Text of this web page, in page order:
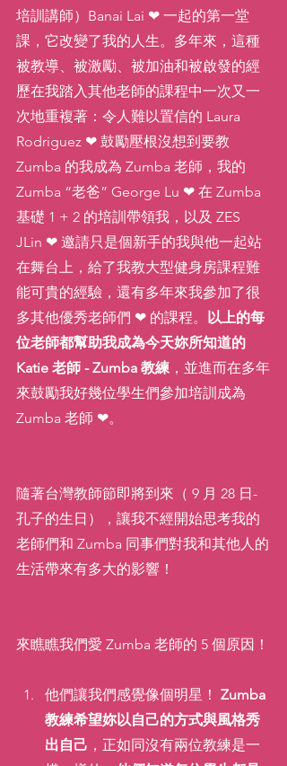
培訓講師）Banai Lai ❤ 一起的第一堂
課，它改變了我的人生。多年來，這種
被教導、被激勵、被加油和被啟發的經
歷在我踏入其他老師的課程中一次又一
次地重複著：令人難以置信的 Laura
Rodriguez ❤ 鼓勵壓根沒想到要教
Zumba 的我成為 Zumba 老師，我的
Zumba “老爸” George Lu ❤ 在 Zumba
基礎 1 + 2 的培訓帶領我，以及 ZES
JLin ❤ 邀請只是個新手的我與他一起站
在舞台上，給了我教大型健身房課程難
能可貴的經驗，還有多年來我參加了很
多其他優秀老師們 ❤ 的課程。 以上的每
位老師都幫助我成為今天妳所知道的
Katie 老師 - Zumba 教練，並進而在多年
來鼓勵我好幾位學生們參加培訓成為
Zumba 老師 ❤。
隨著台灣教師節即將到來（ 9 月 28 日-
孔子的生日），讓我不經開始思考我的
老師們和 Zumba 同事們對我和其他人的
生活帶來有多大的影響！
來瞧瞧我們愛 Zumba 老師的 5 個原因！
他們讓我們感覺像個明星！ Zumba
教練希望妳以自己的方式與風格秀
出自己 ，正如同沒有兩位教練是一